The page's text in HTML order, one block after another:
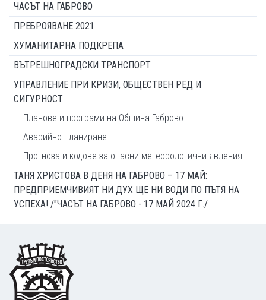
ЧАСЪТ НА ГАБРОВО
ПРЕБРОЯВАНЕ 2021
ХУМАНИТАРНА ПОДКРЕПА
ВЪТРЕШНОГРАДСКИ ТРАНСПОРТ
УПРАВЛЕНИЕ ПРИ КРИЗИ, ОБЩЕСТВЕН РЕД И
СИГУРНОСТ
Планове и програми на Община Габрово
Аварийно планиране
Прогноза и кодове за опасни метеорологични явления
ТАНЯ ХРИСТОВА В ДЕНЯ НА ГАБРОВО – 17 МАЙ:
ПРЕДПРИЕМЧИВИЯТ НИ ДУХ ЩЕ НИ ВОДИ ПО ПЪТЯ НА
УСПЕХА! /"ЧАСЪТ НА ГАБРОВО - 17 МАЙ 2024 Г./
Footer